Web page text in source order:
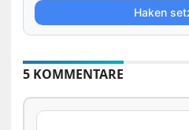
Haken
5 KOMMENTARE